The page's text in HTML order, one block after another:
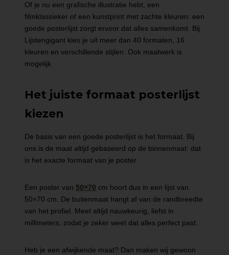
Of je nu een grafische illustratie hebt, een
filmklassieker of een kunstprint met zachte kleuren: een
goede posterlijst zorgt ervoor dat alles samenkomt. Bij
Lijstengigant kies je uit meer dan 40 formaten, 16
kleuren en verschillende stijlen. Ook maatwerk is
mogelijk.
Het juiste formaat posterlijst
kiezen
De basis van een goede posterlijst is het formaat. Bij
ons is de maat altijd gebaseerd op de binnenmaat: dat
is het exacte formaat van je poster.
Een poster van 50×70 cm hoort dus in een lijst van
50×70 cm. De buitenmaat hangt af van de randbreedte
van het profiel. Meet altijd nauwkeurig, liefst in
millimeters, zodat je zeker weet dat alles perfect past.
Heb je een afwijkende maat? Dan maken wij gewoon